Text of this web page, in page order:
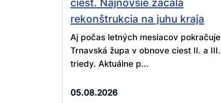
rekonštrukcia na juhu kraja
Aj počas letných mesiacov pokračuje
Trnavská župa v obnove ciest II. a III.
triedy. Aktuálne p...
05.08.2026